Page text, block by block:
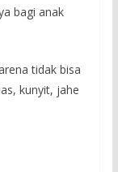
bagi anak
tidak bisa
kunyit, jahe